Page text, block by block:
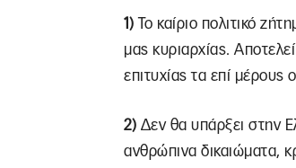
1) Το καίριο πολιτικό
μας κυριαρχίας.
επιτυχίας τα επί μέρους
2) Δεν θα υπάρξει στην
ανθρώπινα δικαιώματα,